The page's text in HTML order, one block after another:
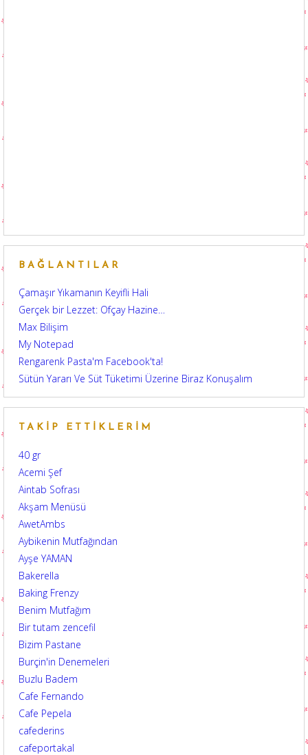
BAĞLANTILAR
Çamaşır Yıkamanın Keyifli Hali
Gerçek bir Lezzet: Ofçay Hazine…
Max Bilişim
My Notepad
Rengarenk Pasta'm Facebook'ta!
Sütün Yararı Ve Süt Tüketimi Üzerine Biraz Konuşalım
TAKIP ETTIKLERIM
40 gr
Acemi Şef
Aintab Sofrası
Akşam Menüsü
AwetAmbs
Aybikenin Mutfağından
Ayşe YAMAN
Bakerella
Baking Frenzy
Benim Mutfağım
Bir tutam zencefil
Bizim Pastane
Burçin'in Denemeleri
Buzlu Badem
Cafe Fernando
Cafe Pepela
cafederins
cafeportakal